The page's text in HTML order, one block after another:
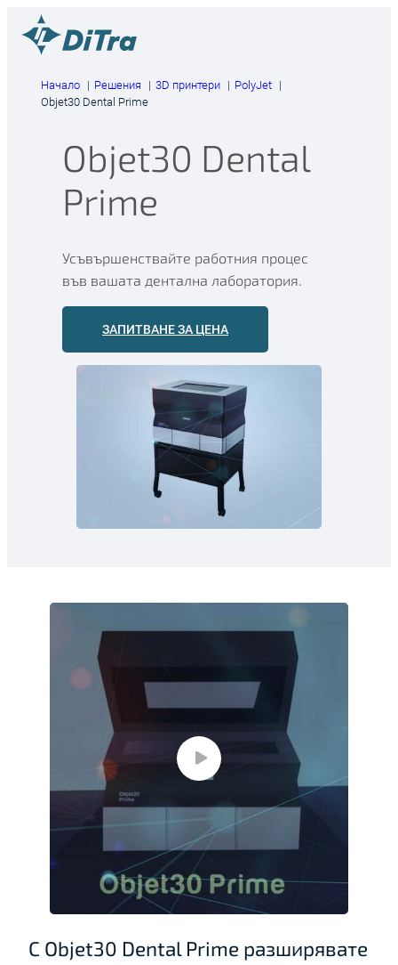
съдържанието
Начало Решения 3D принтери
PolyJet
Objet30 Dental Prime
Objet30 Dental
Prime
Усъвършенствайте работния процес
във вашата дентална лаборатория.
ЗАПИТВАНЕ ЗА ЦЕНА
С Objet30 Dental Prime разширявате